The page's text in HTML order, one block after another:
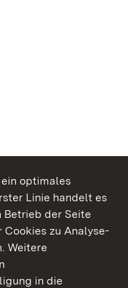
optimales
Linie handelt es
Betrieb der Seite
zu Analyse-
Weitere
in die